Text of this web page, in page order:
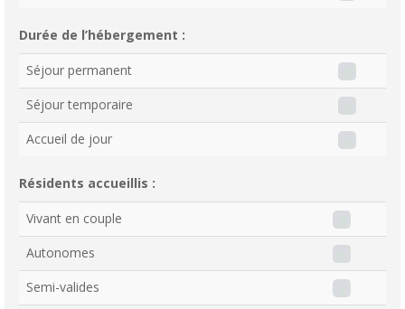
Durée de l’hébergement :
Séjour permanent
Séjour temporaire
Accueil de jour
Résidents accueillis :
Vivant en couple
Autonomes
Semi-valides